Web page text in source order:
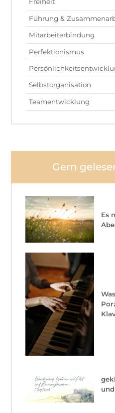
Freiheit
Führung &
Mitarbeiterbindung
Perfektionismus
Selbstorganisation
Teamentwicklung
Gern
Es